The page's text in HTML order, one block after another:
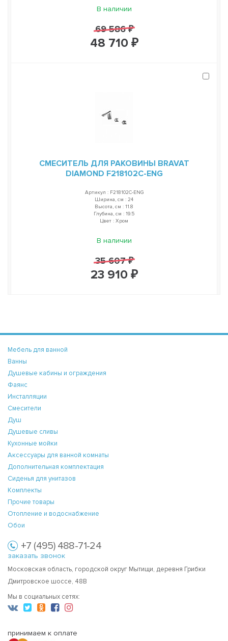
В наличии
69 586 ₽
48 710 ₽
СМЕСИТЕЛЬ ДЛЯ РАКОВИНЫ BRAVAT
DIAMOND F218102C-ENG
Артикул : F218102C-ENG
Ширина, см : 24
Высота, см : 11.8
Глубина, см : 19.5
Цвет : Хром
В наличии
35 607 ₽
23 910 ₽
Мебель для ванной
Ванны
Душевые кабины и ограждения
Фаянс
Инсталляции
Смесители
Душ
Душевые сливы
Кухонные мойки
Аксессуары для ванной комнаты
Дополнительная комплектация
Сиденья для унитазов
Комплекты
Прочие товары
Отопление и водоснабжение
Обои
+7 (495) 488-71-24
заказать звонок
Московская область, городской округ Мытищи, деревня Грибки
Дмитровское шоссе, 48В
Мы в социальных сетях:
принимаем к оплате